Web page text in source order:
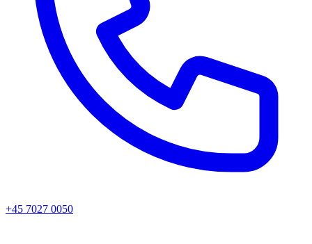
+45 7027 0050